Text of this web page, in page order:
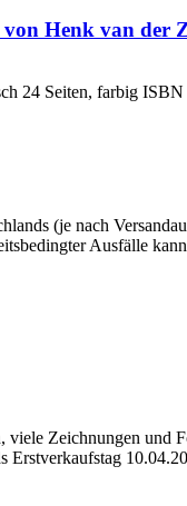
Henk van der
24 Seiten, farbig
(je nach
Ausfälle
Zeichnungen und
Erstverkaufstag